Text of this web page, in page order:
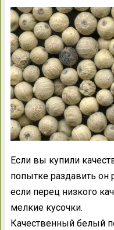
Если вы купили
попытке раздавить он
если перец низкого
мелкие кусочки.
Качественный белый